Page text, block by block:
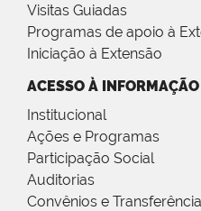
Visitas Guiadas
Programas de apoio à
Iniciação à Extensão
ACESSO À INFORMAÇÃO
Institucional
Ações e Programas
Participação Social
Auditorias
Convênios e